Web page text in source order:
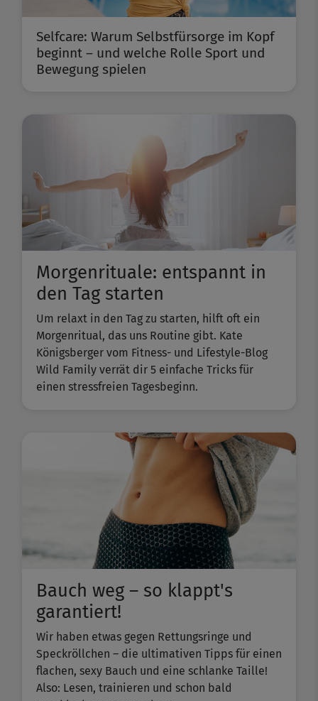
Selfcare: Warum Selbstfürsorge im Kopf
beginnt – und welche Rolle Sport und
Bewegung spielen
Morgenrituale: entspannt in
den Tag starten
Um relaxt in den Tag zu starten, hilft oft ein
Morgenritual, das uns Routine gibt. Kate
Königsberger vom Fitness- und Lifestyle-Blog
Wild Family verrät dir 5 einfache Tricks für
einen stressfreien Tagesbeginn.
Bauch weg – so klappt's
garantiert!
Wir haben etwas gegen Rettungsringe und
Speckröllchen – die ultimativen Tipps für einen
flachen, sexy Bauch und eine schlanke Taille!
Also: Lesen, trainieren und schon bald